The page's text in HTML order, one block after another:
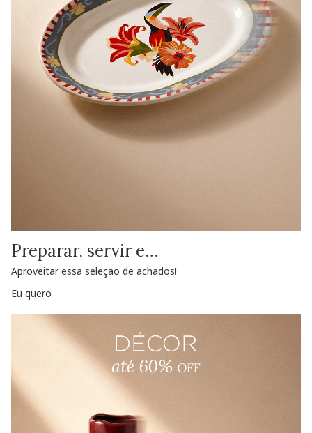
Preparar, servir e…
Aproveitar essa seleção de achados!
Eu quero